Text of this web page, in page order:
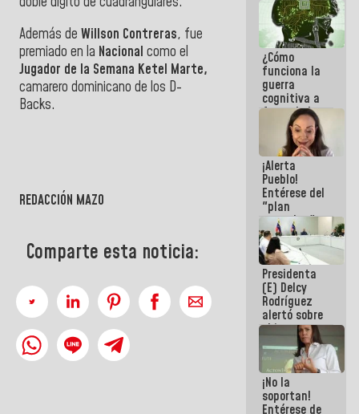
Además de Willson Contreras, fue
premiado en la Nacional como el
Jugador de la Semana Ketel Marte,
camarero dominicano de los D-
Backs.
REDACCIÓN MAZO
Comparte esta noticia:
programa
junto a
gobernadores
planes de
recuperación
del Sistema
Eléctrico
Nacional
¿Cómo
funciona la
guerra
cognitiva a
favor de la
narrativa
hegemónica?
(1)
¡Alerta
Pueblo!
Entérese del
"plan
enjambre"
de La Sayo
para
sabotear el
diálogo y
promover el
caos
Presidenta
(E) Delcy
Rodríguez
alertó sobre
el impacto
de la
emergencia
climática en
los oceános
¡No la
soportan!
Entérese de